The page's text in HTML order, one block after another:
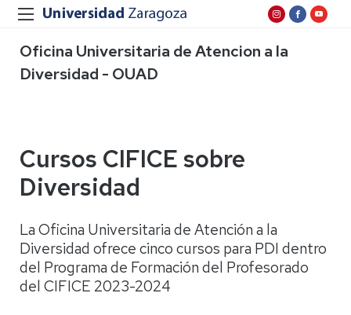
Oficina Universitaria de Atencion a la
Diversidad - OUAD
Cursos CIFICE sobre
Diversidad
La Oficina Universitaria de Atención a la
Diversidad ofrece cinco cursos para PDI dentro
del Programa de Formación del Profesorado
del CIFICE 2023-2024